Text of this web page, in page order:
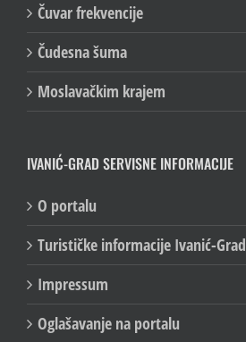
Čuvar frekvencije
Čudesna šuma
Moslavačkim krajem
IVANIĆ-GRAD SERVISNE INFORMACIJE
O portalu
Turističke informacije Ivanić-Grad
Impressum
Oglašavanje na portalu